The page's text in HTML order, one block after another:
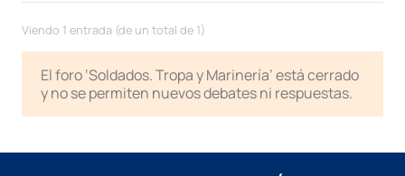
Viendo 1 entrada (de un total de 1)
El foro ‘Soldados. Tropa y Marinería’ está cerrado
y no se permiten nuevos debates ni respuestas.